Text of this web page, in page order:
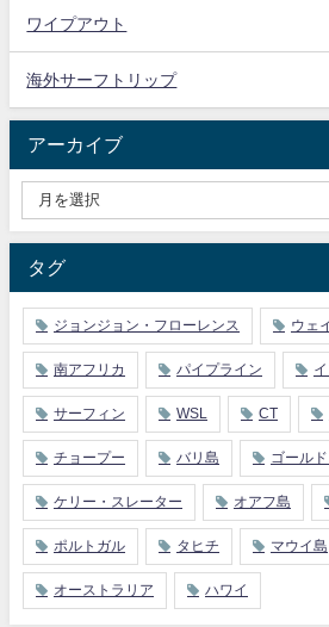
ワイプアウト
海外サーフトリップ
アーカイブ
タグ
ジョンジョン・フローレンス ウェ
南アフリカ パイプライン
サーフィン WSL CT
チョープー バリ島 ゴール
ケリー・スレーター オアフ島
ポルトガル タヒチ マウイ島
オーストラリア ハワイ